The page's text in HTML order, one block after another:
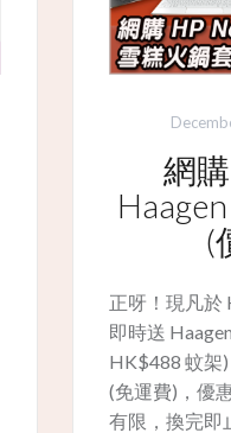
網
(
正呀！現凡於
即時送
HK$488 蚊架
(免運費)，優
有限，換完即